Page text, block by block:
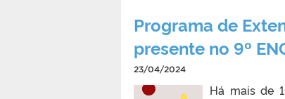
Programa de
presente no 9º
23/04/2024
Há mais de